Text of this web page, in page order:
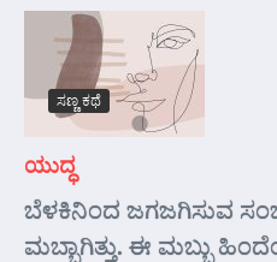
ಸಣ್ಣ ಕಥೆ
ಯುದ್ಧ
ಬೆಳಕಿನಿಂದ ಜಗಜಗಿಸುವ
ಮಬ್ಬಾಗಿತ್ತು. ಈ ಮಬ್ಬು